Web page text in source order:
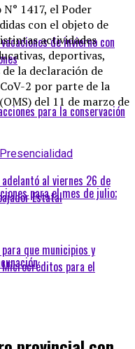
1417, el Poder
con el objeto de
actividades
deportivas,
la declaración de
2 por parte de la
del 11 de marzo de
Presencialidad
para el mes de julio;
de invierno con
para la conservación
al viernes 26 de
Estatal
que municipios y
para el